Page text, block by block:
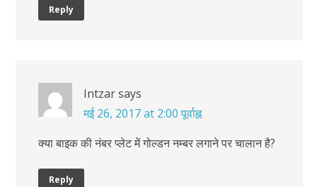
Reply
Intzarsays
मई 26, 2017 at 2:00 पूर्वाह्न
क्या बाइक की नंबर प्लेट में गोल्डन नम्बर लगाने पर चालान है?
Reply